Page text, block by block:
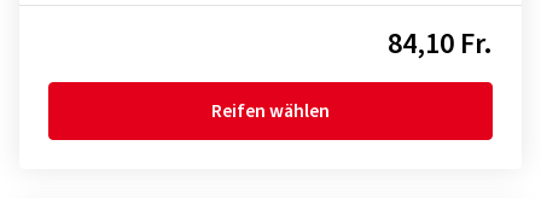
84,10 Fr.
Reifen wählen